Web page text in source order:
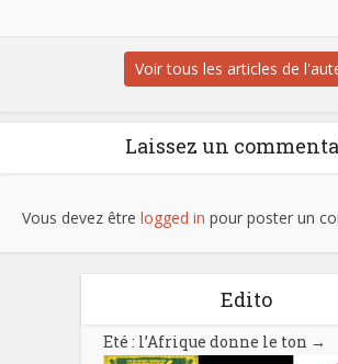
Voir tous les articles de
Laissez un
Vous devez être logged in pour poster un
Edito
Eté : l’Afrique donne le ton →